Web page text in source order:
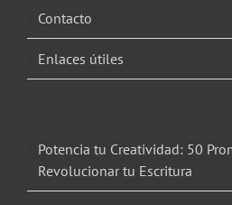
Contacto
Enlaces útiles
Potencia tu Creatividad: 50
Revolucionar tu Escritura